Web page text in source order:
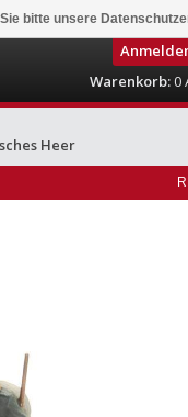
Warenkorb:0
Heer
bitte unsere